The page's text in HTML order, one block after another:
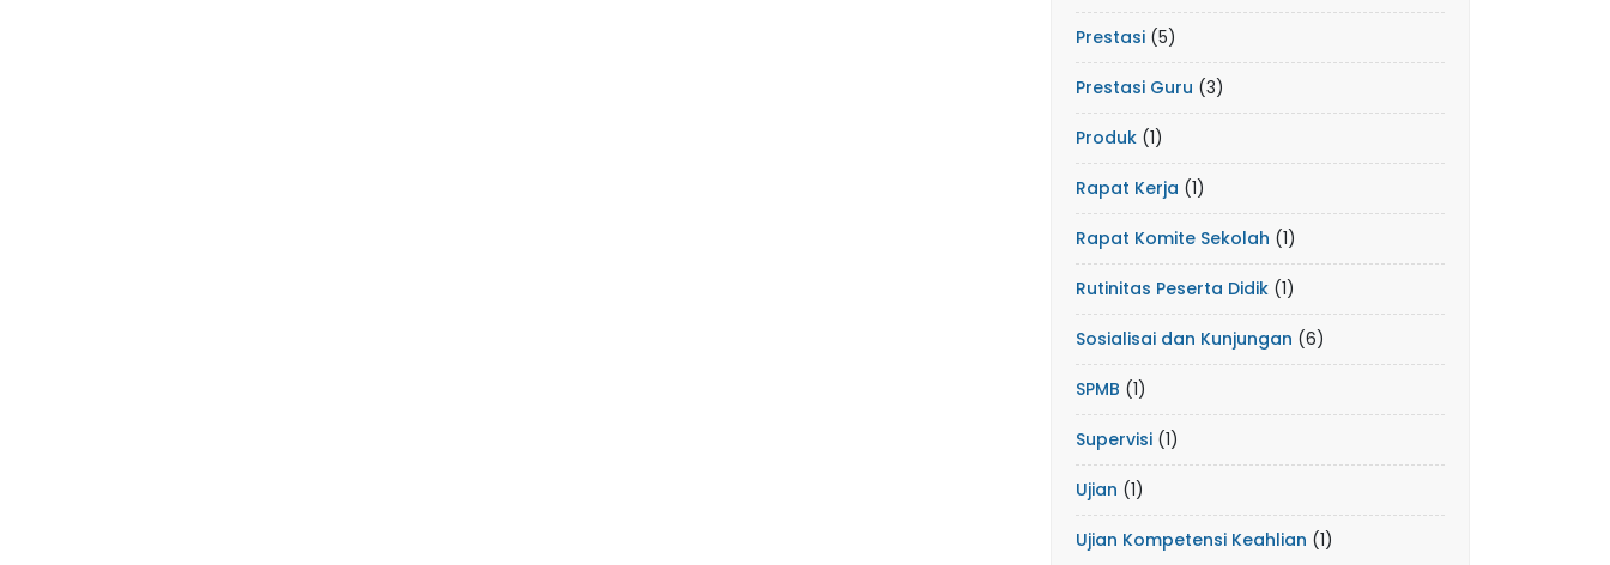
Prestasi (5)
Prestasi Guru (3)
Produk (1)
Rapat Kerja (1)
Rapat Komite Sekolah (1)
Rutinitas Peserta Didik (1)
Sosialisai dan Kunjungan (6)
SPMB (1)
Supervisi (1)
Ujian (1)
Ujian Kompetensi Keahlian (1)